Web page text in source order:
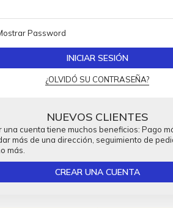
Password
INICIAR SESIÓN
¿OLVIDÓ SU CONTRASEÑA?
NUEVOS CLIENTES
una cuenta tiene muchos beneficios: Pago
más de una dirección, seguimiento de
más.
CREAR UNA CUENTA